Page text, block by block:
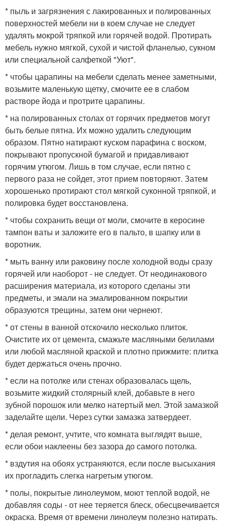
* пыль и загрязнения с лакированных и полированных
поверхностей мебели ни в коем случае не следует
удалять мокрой тряпкой или горячей водой. Протирать
мебель нужно мягкой, сухой и чистой фланелью, сукном
или специальной салфеткой "Уют".
* чтобы царапины на мебели сделать менее заметными,
возьмите маленькую щетку, смочите ее в слабом
растворе йода и протрите царапины.
* на полированных столах от горячих предметов могут
быть белые пятна. Их можно удалить следующим
образом. Пятно натирают куском парафина с воском,
покрывают пропускной бумагой и придавливают
горячим утюгом. Лишь в том случае, если пятно с
первого раза не сойдет, этот прием повторяют. Затем
хорошенько протирают стол мягкой суконной тряпкой, и
полировка будет восстановлена.
* чтобы сохранить вещи от моли, смочите в керосине
тампон ваты и заложите его в пальто, в шапку или в
воротник.
* мыть ванну или раковину после холодной воды сразу
горячей или наоборот - не следует. От неодинакового
расширения материала, из которого сделаны эти
предметы, и эмали на эмалированном покрытии
образуются трещины, затем они чернеют.
* от стены в ванной отскочило несколько плиток.
Очистите их от цемента, смажьте масляными белилами
или любой масляной краской и плотно прижмите: плитка
будет держаться очень прочно.
* если на потолке или стенах образовалась щель,
возьмите жидкий столярный клей, добавьте в него
зубной порошок или мелко натертый мел. Этой замазкой
заделайте щели. Через сутки замазка затвердеет.
* делая ремонт, учтите, что комната выглядят выше,
если обои наклеены без зазора до самого потолка.
* вздутия на обоях устраняются, если после высыхания
их прогладить слегка нагретым утюгом.
* полы, покрытые линолеумом, моют теплой водой, не
добавляя соды - от нее теряется блеск, обесцвечивается
окраска. Время от времени линолеум полезно натирать.